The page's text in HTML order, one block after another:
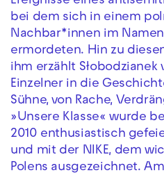
bei dem sich in einem
Nachbar*innen im
ermordeten. Hin zu
ihm erzählt
Einzelner in die
Sühne, von Rache,
»Unsere Klasse« wurde
2010 enthusiastisch
und mit der NIKE, dem
Polens ausgezeichnet.